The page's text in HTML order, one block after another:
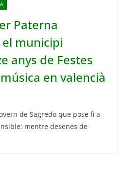
Paterna
municipi
anys de Festes
en valencià
de Sagredo que pose fi a
mentre desenes de